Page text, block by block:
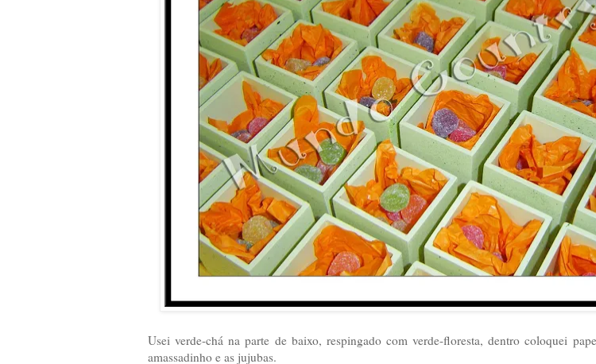
Usei verde-chá na parte de baixo, respingado com verde-floresta, dentro coloquei
amassadinho e as jujubas.